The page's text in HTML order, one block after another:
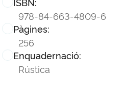
978-84-663-4809-6
Pàgines:
256
Enquadernació:
Rústica